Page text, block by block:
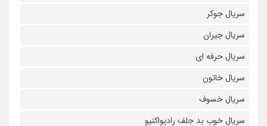
سریال جوکر
سریال جیران
سریال حرفه ای
سریال خاتون
سریال خسوف
سریال خوب بد جلف رادیواکتیو